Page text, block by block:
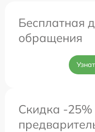
Бесплатная
обращения
Скидка -25%